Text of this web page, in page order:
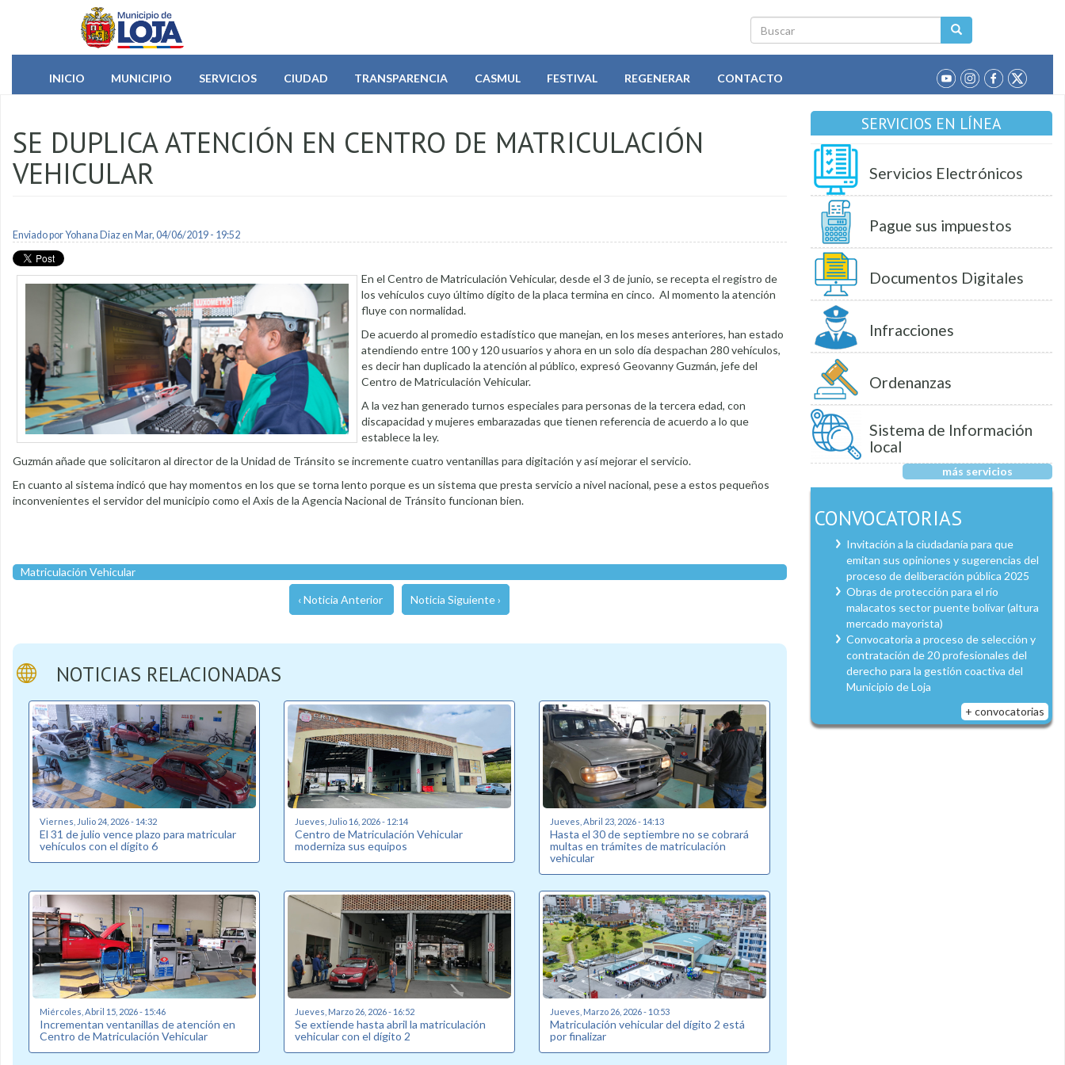
Pasar al contenido principal
Buscar
INICIO
MUNICIPIO SERVICIOS CIUDAD TRANSPARENCIA CASMUL FESTIVAL REGENERAR CONTACTO
SE DUPLICA ATENCIÓN EN CENTRO DE MATRICULACIÓN
VEHICULAR
Enviado porYohana Diazen Mar, 04/06/2019 - 19:52
En el Centro de Matriculación Vehicular, desde el 3 de junio, se recepta el registro de
los vehículos cuyo último dígito de la placa termina en cinco. Al momento la atención
fluye con normalidad.
De acuerdo al promedio estadístico que manejan, en los meses anteriores, han estado
atendiendo entre 100 y 120 usuarios y ahora en un solo día despachan 280 vehículos,
es decir han duplicado la atención al público, expresó Geovanny Guzmán, jefe del
Centro de Matriculación Vehicular.
A la vez han generado turnos especiales para personas de la tercera edad, con
discapacidad y mujeres embarazadas que tienen referencia de acuerdo a lo que
establece la ley.
Guzmán añade que solicitaron al director de la Unidad de Tránsito se incremente cuatro ventanillas para digitación y así mejorar el servicio.
En cuanto al sistema indicó que hay momentos en los que se torna lento porque es un sistema que presta servicio a nivel nacional, pese a estos pequeños
inconvenientes el servidor del municipio como el Axis de la Agencia Nacional de Tránsito funcionan bien.
Matriculación Vehicular
‹ Noticia Anterior Noticia Siguiente ›
NOTICIAS RELACIONADAS
Viernes, Julio 24, 2026 - 14:32
El 31 de julio vence plazo para matricular
vehículos con el dígito 6
Jueves, Julio 16, 2026 - 12:14
Centro de Matriculación Vehicular
moderniza sus equipos
Jueves, Abril 23, 2026 - 14:13
Hasta el 30 de septiembre no se cobrará
multas en trámites de matriculación
vehicular
Miércoles, Abril 15, 2026 - 15:46
Incrementan ventanillas de atención en
Centro de Matriculación Vehicular
Jueves, Marzo 26, 2026 - 16:52
Se extiende hasta abril la matriculación
vehicular con el dígito 2
Jueves, Marzo 26, 2026 - 10:53
Matriculación vehicular del dígito 2 está
por finalizar
SERVICIOS EN LÍNEA
Servicios Electrónicos
Pague sus impuestos
Documentos Digitales
Infracciones
Ordenanzas
Sistema de Información
local
más servicios
CONVOCATORIAS
Invitación a la ciudadanía para que
emitan sus opiniones y sugerencias del
proceso de deliberación pública 2025
Obras de protección para el río
malacatos sector puente bolívar (altura
mercado mayorista)
Convocatoria a proceso de selección y
contratación de 20 profesionales del
derecho para la gestión coactiva del
Municipio de Loja
+ convocatorias